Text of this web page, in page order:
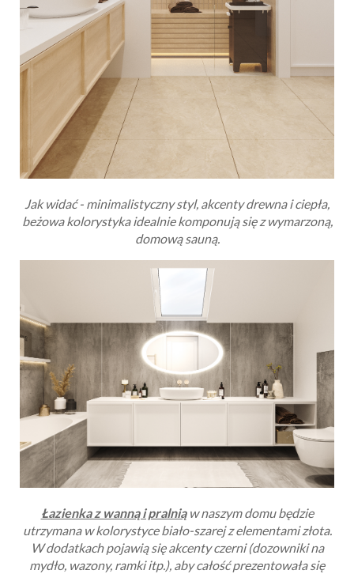
Jak widać - minimalistyczny styl, akcenty drewna i ciepła,
beżowa kolorystyka idealnie komponują się z wymarzoną,
domową sauną.
Łazienka z wanną i pralniąw naszym domu będzie
utrzymana w kolorystyce biało-szarej z elementami złota.
W dodatkach pojawią się akcenty czerni(dozowniki na
mydło, wazony, ramki itp.), aby całość prezentowała się